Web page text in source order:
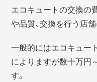
エコキュートの交換の
や品質、交換を行う店
一般的にはエコキュー
によりますが数十万円
す。